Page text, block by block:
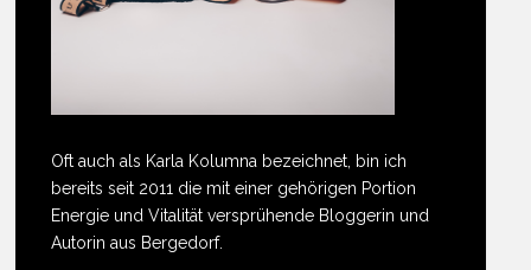
Oft auch als Karla Kolumna bezeichnet, bin ich
bereits seit 2011 die mit einer gehörigen Portion
Energie und Vitalität versprühende Bloggerin und
Autorin aus Bergedorf.